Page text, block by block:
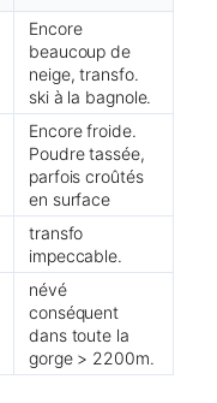
Encore
beaucoup de
neige, transfo.
ski à la bagnole.
Encore froide.
Poudre tassée,
parfois croûtés
en surface
transfo
impeccable.
névé
conséquent
dans toute la
gorge > 2200m.